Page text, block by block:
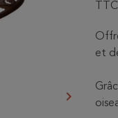
Suivant
keyboard_arrow_right
TTC
et